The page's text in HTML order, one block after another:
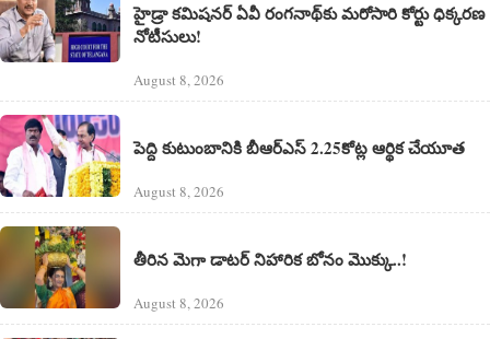
హైడ్రా కమిషనర్ ఏవీ రంగనాథ్‌కు మరోసారి కోర్టు ధిక్కరణ
నోటీసులు!
August 8, 2026
పెద్ది కుటుంబానికి బీఆర్ఎస్ 2.25కోట్ల ఆర్థిక చేయూత
August 8, 2026
తీరిన మెగా డాటర్ నిహారిక బోనం మొక్కు..!
August 8, 2026